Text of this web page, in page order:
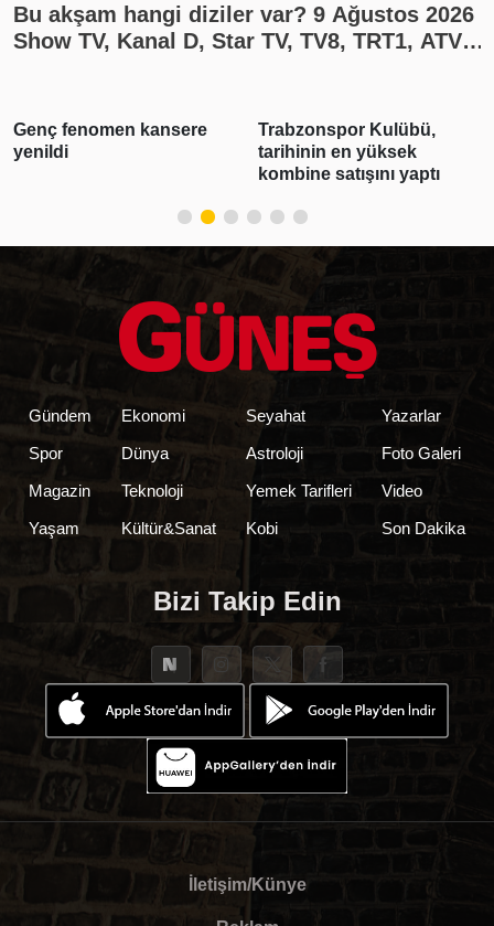
Bu akşam hangi diziler var? 9 Ağustos 2026
Show TV, Kanal D, Star TV, TV8, TRT1, ATV
Trabzonspor Kulübü,
tarihinin en yüksek
3 ilde suç örgütü
operasyonu: 28 şüpheli
tutuklandı
Gündem
Spor
Magazin
Yaşam
Ekonomi
Dünya
Teknoloji
Kültür&Sanat
Seyahat
Astroloji
Yemek Tarifleri
Kobi
Yazarlar
Foto Galeri
Video
Son Dakika
Bizi Takip Edin
İletişim/Künye